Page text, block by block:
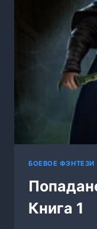
НАЧАЛО
БОЕВОЕ ФЭНТЕЗИ
Книга 1